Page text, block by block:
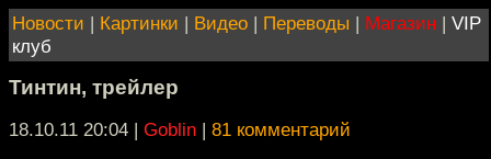
Новости | Картинки | Видео | Переводы | Магазин | VIP
клуб
Тинтин, трейлер
18.10.11 20:04 | Goblin | 81 комментарий